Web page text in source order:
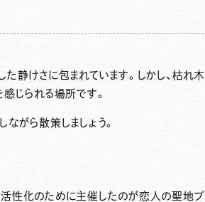
静けさに包まれています。しかし、枯れ木
じられる場所です。
がら散策しましょう。
性化のために主催したのが恋人の聖地プ